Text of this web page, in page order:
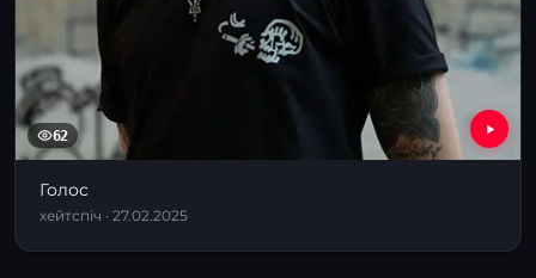
62
Голос
хейтспіч · 27.02.2025